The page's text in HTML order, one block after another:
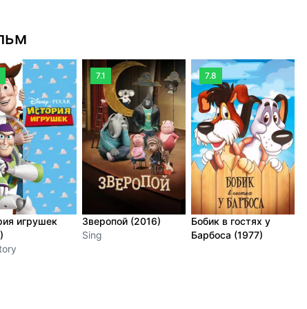
игрушек
7.1
Зверопой (2016)
Sing
7.8
Бобик в гостях у
Барбоса (1977)